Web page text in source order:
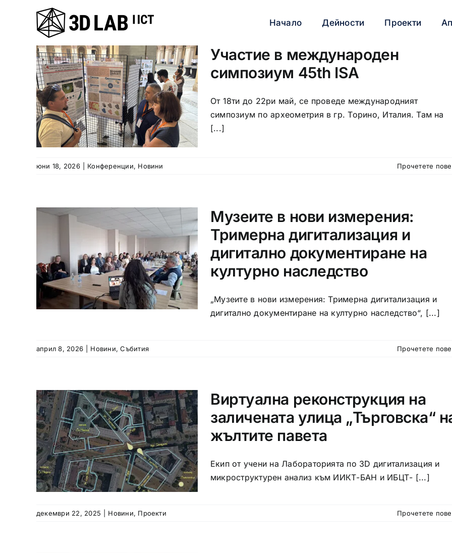
Начало Дейности Проекти
Участие в международен
симпозиум 45th ISA
От 18ти до 22ри май, се проведе международният
симпозиум по археометрия в гр. Торино, Италия. Там на
[...]
юни 18, 2026 Конференции, Новини Прочетете
Музеите в нови измерения:
Тримерна дигитализация и
дигитално документиране на
културно наследство
„Музеите в нови измерения: Тримерна дигитализация и
дигитално документиране на културно наследство“, [...]
април 8, 2026 Новини,Събития Прочетете
Виртуална реконструкция на
заличената улица „Търговска“
жълтите павета
Екип от учени на Лабораторията по 3D дигитализация и
микроструктурен анализ към ИИКТ-БАН и ИБЦТ- [...]
декември 22, 2025 Новини, Проекти Прочетете